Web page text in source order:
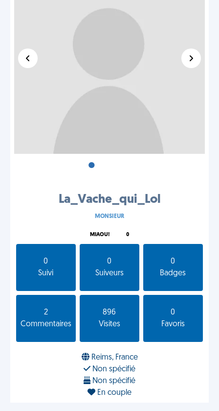
•
La_Vache_qui_Lol
MONSIEUR
MIAOU! 0
0
Suivi
0
Suiveurs
0
Badges
2
Commentaires
896
Visites
0
Favoris
Reims, France
Non spécifié
Non spécifié
En couple